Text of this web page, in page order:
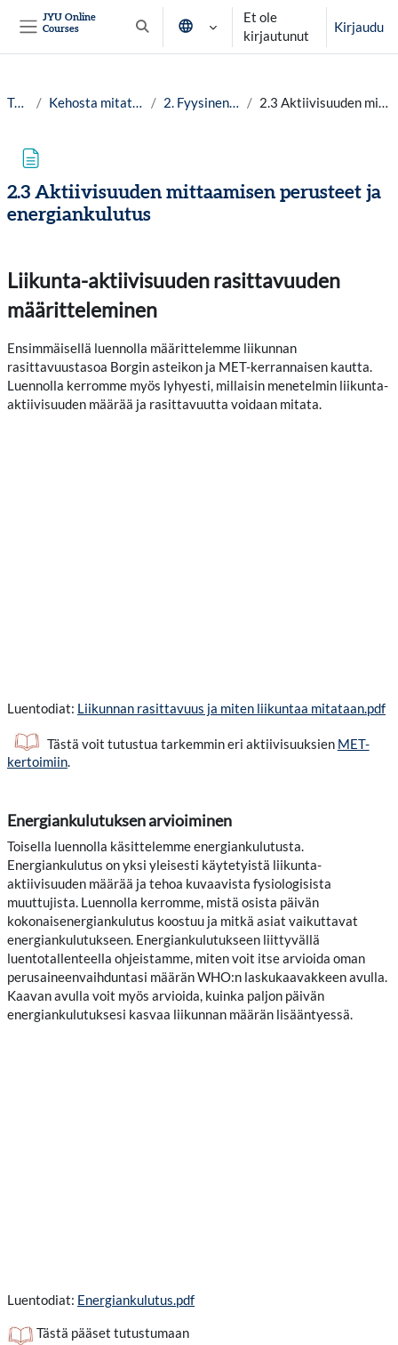
JYU Online
Courses
Vaihda hakusyöttöä
Et ole
kirjautunut
Kirjaudu
Työpöytä Kehosta mitattava hyvinvointitieto lv.25-26 2. Fyysinen aktiivisuus ja harjoittelu 2.3 Aktiivisuuden mittaamisen perusteet ja energiankulutus
2.3 Aktiivisuuden mittaamisen perusteet ja
energiankulutus
Liikunta-aktiivisuuden rasittavuuden
määritteleminen
Ensimmäisellä luennolla määrittelemme liikunnan
rasittavuustasoa Borgin asteikon ja MET-kerrannaisen kautta.
Luennolla kerromme myös lyhyesti, millaisin menetelmin liikunta-
aktiivisuuden määrää ja rasittavuutta voidaan mitata.
Luentodiat: Liikunnan rasittavuus ja miten liikuntaa mitataan.pdf
Tästä voit tutustua tarkemmin eri aktiivisuuksien MET-
kertoimiin.
Energiankulutuksen arvioiminen
Toisella luennolla käsittelemme energiankulutusta.
Energiankulutus on yksi yleisesti käytetyistä liikunta-
aktiivisuuden määrää ja tehoa kuvaavista fysiologisista
muuttujista. Luennolla kerromme, mistä osista päivän
kokonaisenergiankulutus koostuu ja mitkä asiat vaikuttavat
energiankulutukseen. Energiankulutukseen liittyvällä
luentotallenteella ohjeistamme, miten voit itse arvioida oman
perusaineenvaihduntasi määrän WHO:n laskukaavakkeen avulla.
Kaavan avulla voit myös arvioida, kuinka paljon päivän
energiankulutuksesi kasvaa liikunnan määrän lisääntyessä.
Luentodiat: Energiankulutus.pdf
Tästä pääset tutustumaan